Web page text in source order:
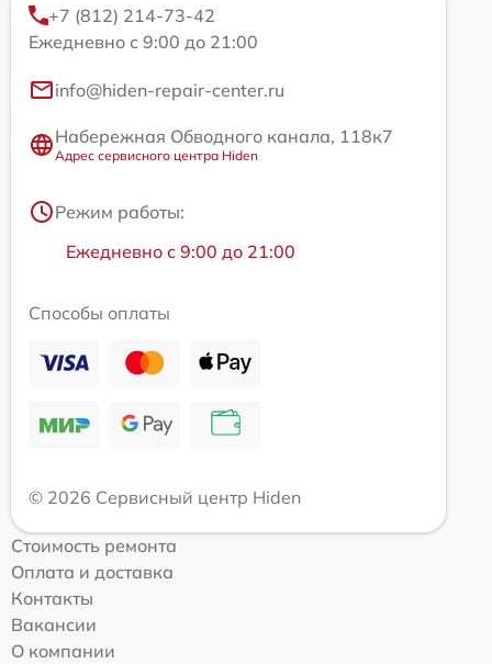
+7 (812) 214-73-42
Ежедневно с 9:00 до 21:00
info@hiden-repair-center.ru
Набережная Обводного канала, 118к7
Адрес сервисного центра Hiden
Режим работы:
Ежедневно с 9:00 до 21:00
Способы оплаты
© 2026 Сервисный центр Hiden
Стоимость ремонта
Оплата и доставка
Контакты
Вакансии
О компании